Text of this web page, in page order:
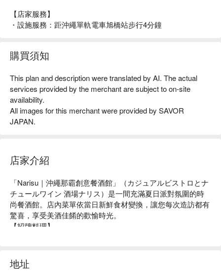
【店家服務】
・設施服務：距沖繩單軌電車旭橋站步行4分鐘
購買須知
This plan and description were translated by AI. The actual
services provided by the merchant are subject to on-site
availability.
All images for this merchant were provided by SAVOR
JAPAN.
店家介紹
「Narisu｜沖繩那霸創意餐酒館」（カジュアルビストロとナ
チュールワイン 酒場ナリス）是一間充滿夏日派對氛圍的時
尚餐酒館。店內菜單依當日新鮮食材變換，讓您每次造訪都有
驚喜，享受美酒佳餚的歡愉時光。
【招牌料理】
特選肉品佳餚｜結合異國香料與日式手法，口感豐富層次分明
【更多推薦】
地址